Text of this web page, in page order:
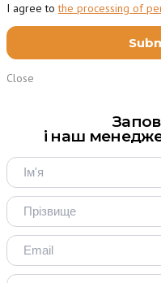
I agree tothe processing of
Close
і наш